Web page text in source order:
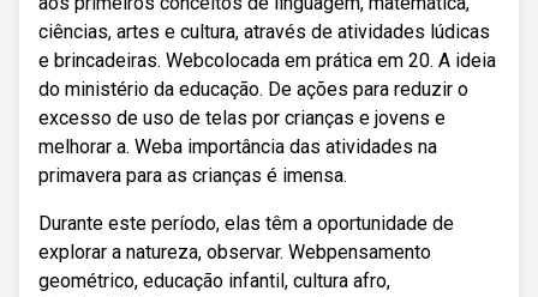
ciências, artes e cultura, através de atividades lúdicas
e brincadeiras. Webcolocada em prática em 20. A ideia
do ministério da educação. De ações para reduzir o
excesso de uso de telas por crianças e jovens e
melhorar a. Weba importância das atividades na
primavera para as crianças é imensa.
Durante este período, elas têm a oportunidade de
explorar a natureza, observar. Webpensamento
geométrico, educação infantil, cultura afro,